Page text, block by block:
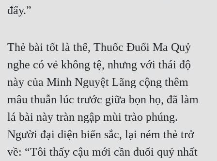
đấy.”
Thẻ bài tốt là thế, Thuốc Đuổi Ma Quỷ
nghe có vẻ không tệ, nhưng với thái độ
này của Minh Nguyệt Lãng cộng thêm
mâu thuẫn lúc trước giữa bọn họ, đã làm
lá bài này tràn ngập mùi trào phúng.
Người đại diện biến sắc, lại ném thẻ trở
về: “Tôi thấy cậu mới cần đuổi quỷ nhất